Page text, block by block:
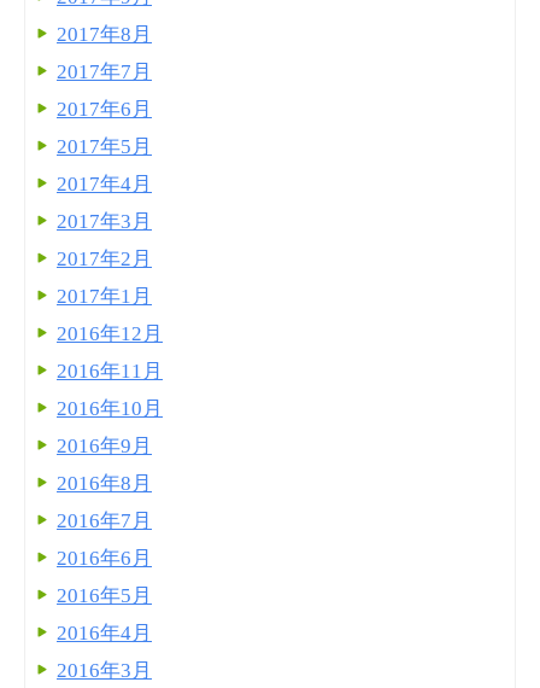
2017年8月
2017年7月
2017年6月
2017年5月
2017年4月
2017年3月
2017年2月
2017年1月
2016年12月
2016年11月
2016年10月
2016年9月
2016年8月
2016年7月
2016年6月
2016年5月
2016年4月
2016年3月